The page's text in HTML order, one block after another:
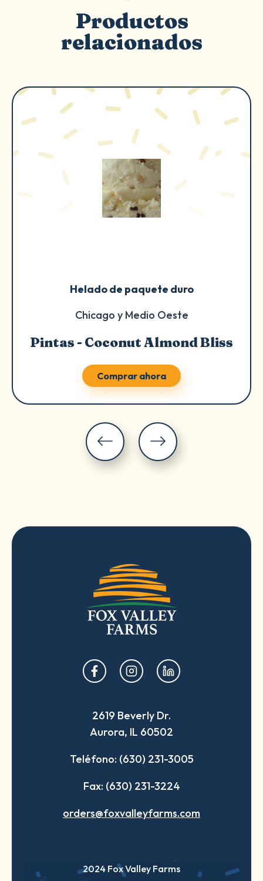
Productos
relacionados
Helado de paquete duro
Chicago y Medio Oeste
Pintas - Coconut Almond Bliss
Comprar ahora
opens
in
new
tab
opens
in
new
tab
opens
in
new
tab
2619 Beverly Dr.
Aurora, IL 60502
Teléfono: (630) 231-3005
Fax: (630) 231-3224
orders@foxvalleyfarms.com
2024 Fox Valley Farms